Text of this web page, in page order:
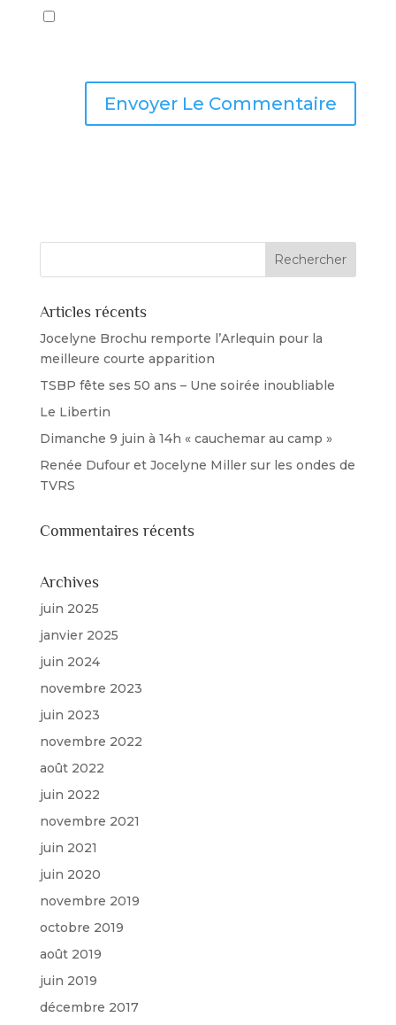
Articles récents
Jocelyne Brochu remporte l’Arlequin pour la
meilleure courte apparition
TSBP fête ses 50 ans – Une soirée inoubliable
Le Libertin
Dimanche 9 juin à 14h « cauchemar au camp »
Renée Dufour et Jocelyne Miller sur les ondes de
TVRS
Commentaires récents
Archives
juin 2025
janvier 2025
juin 2024
novembre 2023
juin 2023
novembre 2022
août 2022
juin 2022
novembre 2021
juin 2021
juin 2020
novembre 2019
octobre 2019
août 2019
juin 2019
décembre 2017